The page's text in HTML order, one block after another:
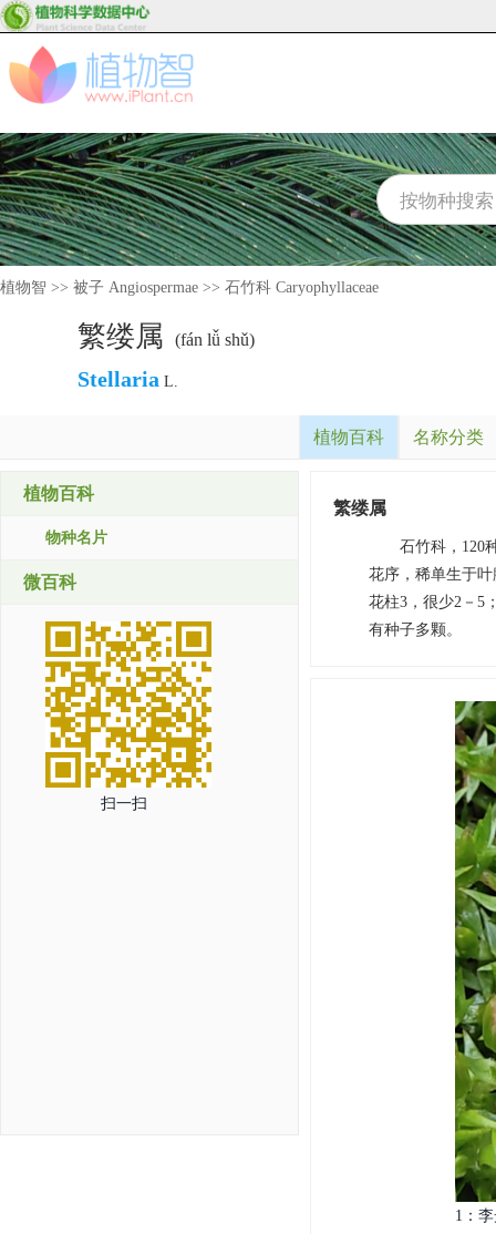
植物智 >> 被子 Angiospermae >> 石竹科 Caryophyllaceae
繁缕属 (fán lǚ shǔ)
Stellaria L.
植物百科 名称分类
植物百科
物种名片
微百科
扫一扫
繁缕属
石竹科，120
花序，稀单生于
花柱3，很少2－5
有种子多颗。
1：